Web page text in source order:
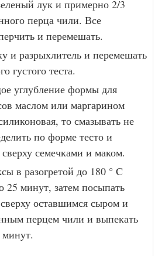
лук и примерно 2/3
перца чили. Все
и перемешать.
и разрыхлитель и перемешать
густого теста.
углубление формы для
маслом или маргарином
то смазывать не
по форме тесто и
семечками и маком.
в разогретой до 180 ° C
25 минут, затем посыпать
оставшимся сыром и
перцем чили и выпекать